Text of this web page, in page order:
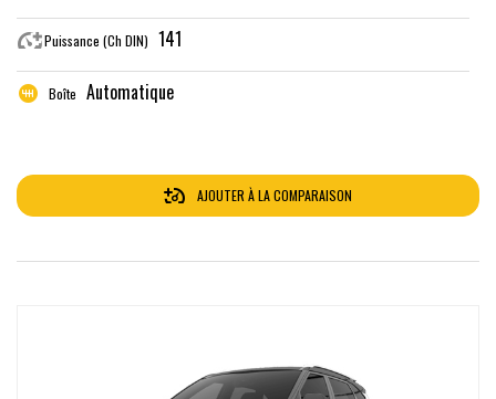
Puissance (Ch DIN) 141
Boîte Automatique
AJOUTER À LA COMPARAISON